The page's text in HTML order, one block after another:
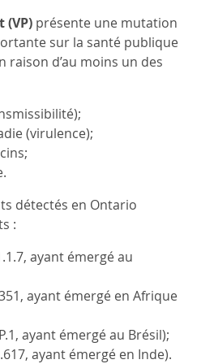
présente une mutation
sur la santé publique
d’au moins un des
(virulence);
détectés en Ontario
:
ayant émergé au
ayant émergé en Afrique
ayant émergé au Brésil);
ayant émergé en Inde).